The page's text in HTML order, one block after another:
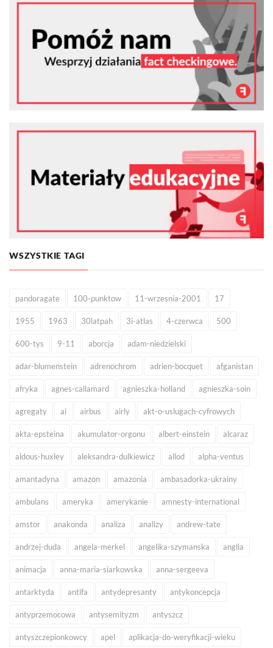
WSZYSTKIE TAGI
pandoragate 100-punktow 11-wrzesnia-2001 17
1955 1963 30latpah 3i-atlas 4-czerwca 500
600-tys 9-11 aborcja adam-niedzielski
adar-blumenstein adrenochrom adrien-bocquet afganistan
afryka agnes-callamard agnieszka-holland agnieszka-soin
agregaty ai airbus airly akt-o-uslugach-cyfrowych
akta-epsteina akumulator-orgonu albert-einstein alcaraz
aldous-huxley aleksandra-dulkiewicz allod alpha-ventus
amantadyna amazon amazonia ambasadorka-ukrainy
ambulans ameryka amerykanie amnesty-international
amstor anakonda analiza analizy andrew-tate
andrzej-duda angela-merkel angelika-szymanska anglia
animacja anna-maria-siarkowska anna-sergeeva
antarktyda antifa antydepresanty antykoncepcja
antyprzemocowa antysemityzm antyszcz
antyszczepionkowcy apel aplikacja-do-weryfikacji-wieku